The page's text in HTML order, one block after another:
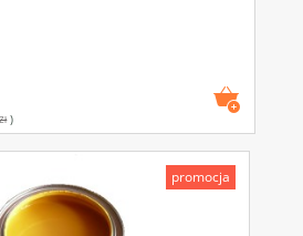
)
promocja